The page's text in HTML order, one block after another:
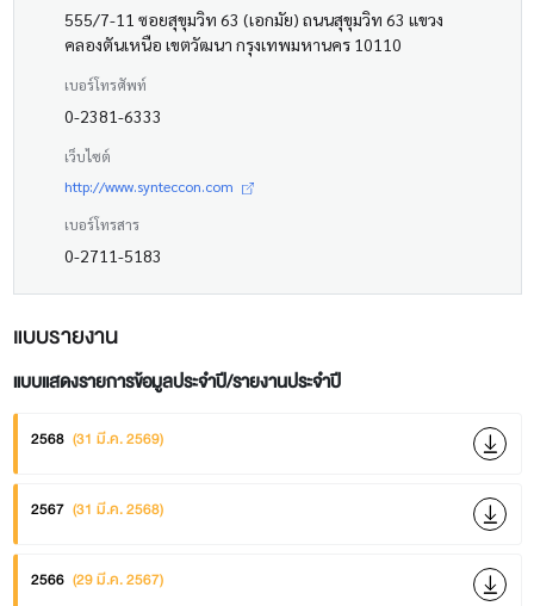
555/7-11 ซอยสุขุมวิท 63 (เอกมัย) ถนนสุขุมวิท 63 แขวง
คลองตันเหนือ เขตวัฒนา กรุงเทพมหานคร 10110
เบอร์โทรศัพท์
0-2381-6333
เว็บไซต์
http://www.synteccon.com
เบอร์โทรสาร
0-2711-5183
แบบรายงาน
แบบแสดงรายการข้อมูลประจำปี/รายงานประจำปี
2568 (31 มี.ค. 2569)
2567 (31 มี.ค. 2568)
2566 (29 มี.ค. 2567)